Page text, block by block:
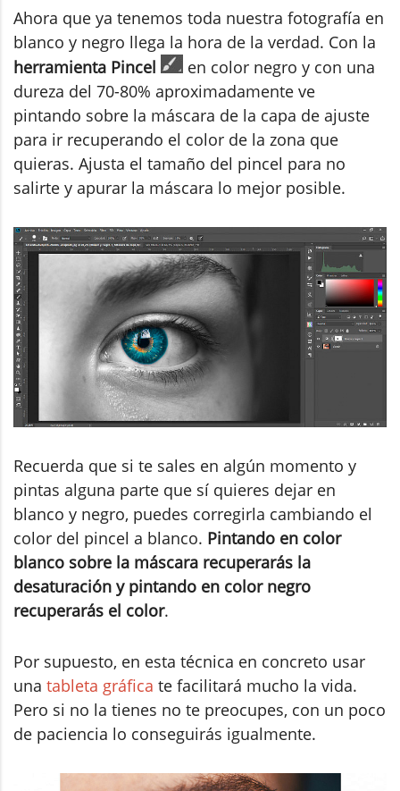
Ahora que ya tenemos toda nuestra fotografía en
blanco y negro llega la hora de la verdad. Con la
herramienta Pincel
en color negro y con una
dureza del 70-80% aproximadamente ve
pintando sobre la máscara de la capa de ajuste
para ir recuperando el color de la zona que
quieras. Ajusta el tamaño del pincel para no
salirte y apurar la máscara lo mejor posible.
Recuerda que si te sales en algún momento y
pintas alguna parte que sí quieres dejar en
blanco y negro, puedes corregirla cambiando el
color del pincel a blanco. Pintando en color
blanco sobre la máscara recuperarás la
desaturación y pintando en color negro
recuperarás el color.
Por supuesto, en esta técnica en concreto usar
una tableta gráfica te facilitará mucho la vida.
Pero si no la tienes no te preocupes, con un poco
de paciencia lo conseguirás igualmente.